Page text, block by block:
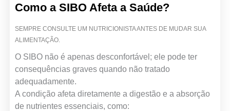
Como a SIBO Afeta a Saúde?
SEMPRE CONSULTE UM NUTRICIONISTA ANTES DE MUDAR SUA
ALIMENTAÇÃO.
O SIBO não é apenas desconfortável; ele pode ter
consequências graves quando não tratado
adequadamente.
A condição afeta diretamente a digestão e a absorção
de nutrientes essenciais, como: